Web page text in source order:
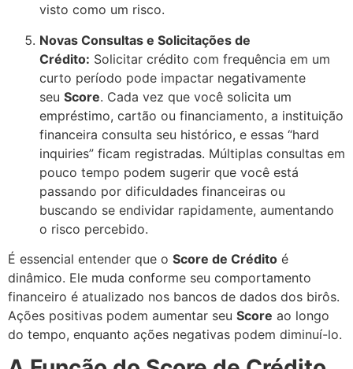
visto como um risco.
Novas Consultas e Solicitações de
Crédito: Solicitar crédito com frequência em um
curto período pode impactar negativamente
seu Score. Cada vez que você solicita um
empréstimo, cartão ou financiamento, a instituição
financeira consulta seu histórico, e essas “hard
inquiries” ficam registradas. Múltiplas consultas em
pouco tempo podem sugerir que você está
passando por dificuldades financeiras ou
buscando se endividar rapidamente, aumentando
o risco percebido.
É essencial entender que o Score de Crédito é
dinâmico. Ele muda conforme seu comportamento
financeiro é atualizado nos bancos de dados dos birôs.
Ações positivas podem aumentar seu Score ao longo
do tempo, enquanto ações negativas podem diminuí-lo.